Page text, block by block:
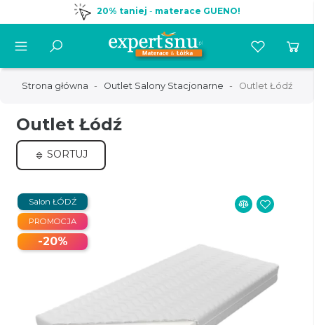
20% taniej - materace GUENO!
Strona główna Outlet Salony Stacjonarne Outlet Łódź
Outlet Łódź
SORTUJ
PROMOCJA
-20%
Salon ŁÓDŹ